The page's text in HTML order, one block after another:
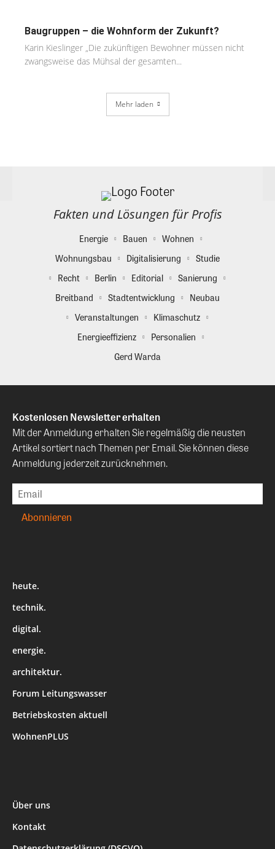
Baugruppen – die Wohnform der Zukunft?
Karin Kieslinger „Die zukünftigen Bewohner müssen nicht
zwangsweise das Mühsal der gesamten...
Mehr laden
Fakten und Lösungen für Profis
Energie Bauen
Wohnen
Wohnungsbau
Digitalisierung
Studie
Recht
Berlin Editorial
Sanierung
Breitband
Stadtentwicklung
Neubau
Veranstaltungen
Klimaschutz
Energieeffizienz
Personalien
Gerd Warda
Kostenlosen Newsletter erhalten
Mit der Anmeldung erhalten Sie regelmäßig die neusten
Artikel sortiert nach Themen per Email. Sie können diese
Anmeldung jederzeit zurücknehmen.
heute.
technik.
digital.
energie.
architektur.
Forum Leitungswasser
Betriebskosten aktuell
WohnenPLUS
Über uns
Kontakt